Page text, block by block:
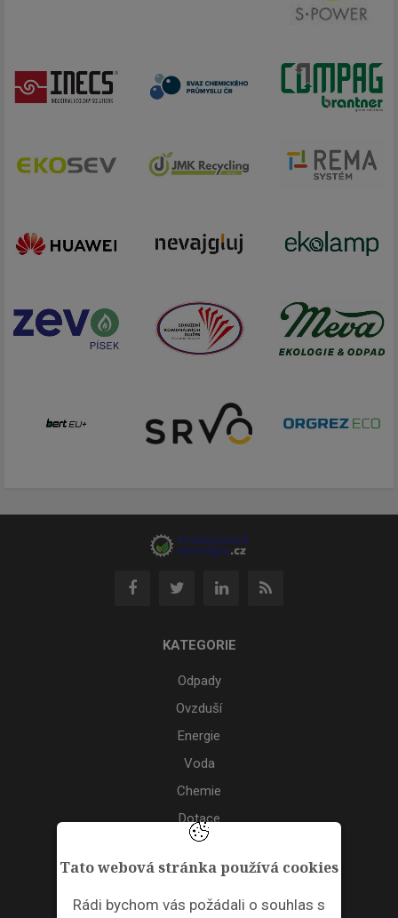
Tato webová stránka používá cookies
Rádi bychom vás požádali o souhlas s
KATEGORIE
Odpady
Ovzduší
Energie
Voda
Chemie
Dotace
Akce